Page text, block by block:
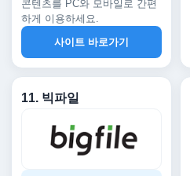
콘텐츠를 PC와 모바일로 간편
하게 이용하세요.
사이트 바로가기
11. 빅파일